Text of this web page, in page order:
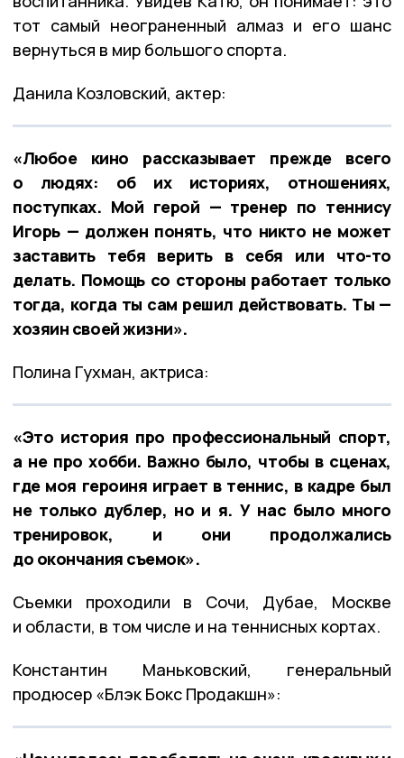
тот самый неограненный алмаз и его шанс
вернуться в мир большого спорта.
Данила Козловский, актер:
«Любое кино рассказывает прежде всего
о людях: об их историях, отношениях,
поступках. Мой герой — тренер по теннису
Игорь — должен понять, что никто не может
заставить тебя верить в себя или что-то
делать. Помощь со стороны работает только
тогда, когда ты сам решил действовать. Ты —
хозяин своей жизни».
Полина Гухман, актриса:
«Это история про профессиональный спорт,
а не про хобби. Важно было, чтобы в сценах,
где моя героиня играет в теннис, в кадре был
не только дублер, но и я. У нас было много
тренировок, и они продолжались
до окончания съемок».
Съемки проходили в Сочи, Дубае, Москве
и области, в том числе и на теннисных кортах.
Константин Маньковский, генеральный
продюсер «Блэк Бокс Продакшн»: